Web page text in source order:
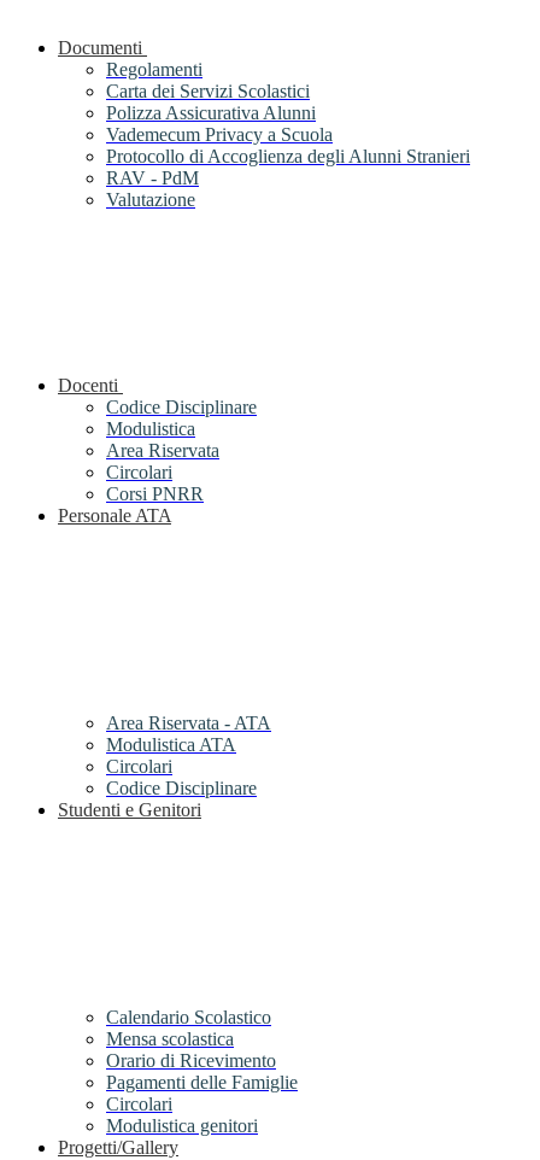
Documenti
Regolamenti
Carta dei Servizi Scolastici
Polizza Assicurativa Alunni
Vademecum Privacy a Scuola
Protocollo di Accoglienza degli Alunni Stranieri
RAV - PdM
Valutazione
Docenti
Codice Disciplinare
Modulistica
Area Riservata
Circolari
Corsi PNRR
Personale ATA
Area Riservata - ATA
Modulistica ATA
Circolari
Codice Disciplinare
Studenti e Genitori
Calendario Scolastico
Mensa scolastica
Orario di Ricevimento
Pagamenti delle Famiglie
Circolari
Modulistica genitori
Progetti/Gallery